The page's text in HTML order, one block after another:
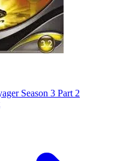
Season 3 Part 2